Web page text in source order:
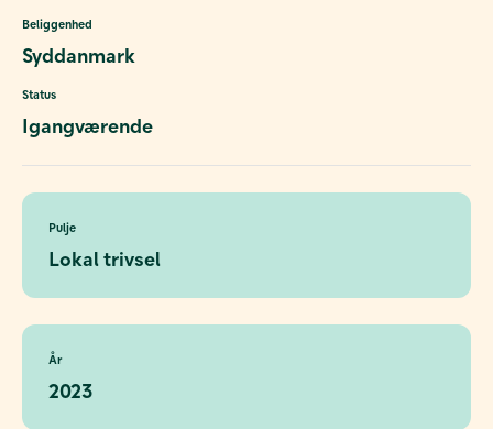
Beliggenhed
Syddanmark
Status
Igangværende
Pulje
Lokal trivsel
År
2023